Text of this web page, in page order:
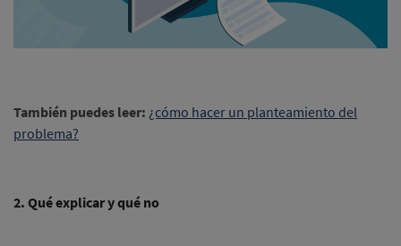
También puedes leer: ¿cómo hacer un planteamiento del
problema?
2. Qué explicar y qué no